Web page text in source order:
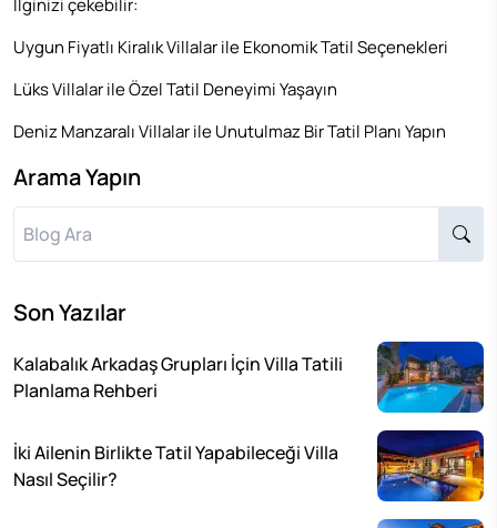
İlginizi çekebilir:
Uygun Fiyatlı Kiralık Villalar ile Ekonomik Tatil Seçenekleri
Lüks Villalar ile Özel Tatil Deneyimi Yaşayın
Deniz Manzaralı Villalar ile Unutulmaz Bir Tatil Planı Yapın
Arama Yapın
Son Yazılar
Kalabalık Arkadaş Grupları İçin Villa Tatili
Planlama Rehberi
İki Ailenin Birlikte Tatil Yapabileceği Villa
Nasıl Seçilir?